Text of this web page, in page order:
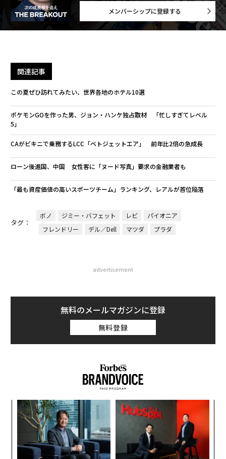
メンバーシップに登録する
関連記事
この夏ぜひ訪れてみたい、世界各地のホテル10選
ポケモンGOを作った男、ジョン・ハンケ独占取材 「忙しすぎてレベル
5」
CAがビキニで乗務するLCC「ベトジェットエア」 前年比2倍の急成長
ローン後進国、中国 女性客に「ヌード写真」要求の金融業者も
「最も資産価値の高いスポーツチーム」ランキング、レアルが首位陥落
タグ：
ボノ ジミー・バフェット レビ
パイオニア
フレンドリー
デル／Dell マツダ プラダ
advertisement
無料のメールマガジンに登録
無料登録